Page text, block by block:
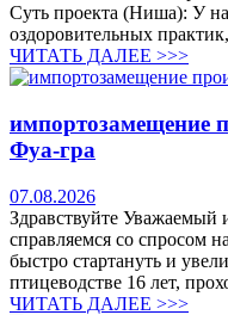
Суть проекта (Ниша): У
оздоровительных
ЧИТАТЬ ДАЛЕЕ >>>
импортозамещение
Фуа-гра
07.08.2026
Здравствуйте Уважаемый
справляемся со спросом
быстро стартануть и
птицеводстве 16 лет,
ЧИТАТЬ ДАЛЕЕ >>>